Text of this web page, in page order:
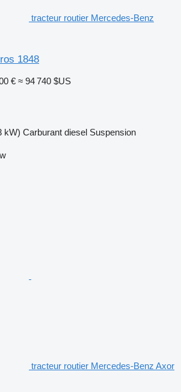
tracteur routier Mercedes-Benz
1848
€ ≈ 94 740 $US
kW) Carburant diesel Suspension
tracteur routier Mercedes-Benz Axor